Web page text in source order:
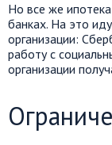
Но все же
банках. На это
организации:
работу с
организации